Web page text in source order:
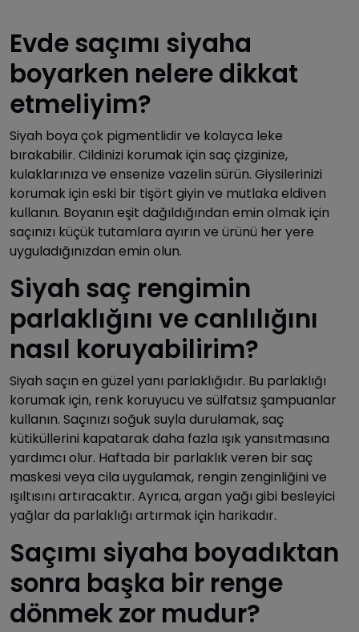
Evde saçımı siyaha
boyarken nelere dikkat
etmeliyim?
Siyah boya çok pigmentlidir ve kolayca leke
bırakabilir. Cildinizi korumak için saç çizginize,
kulaklarınıza ve ensenize vazelin sürün. Giysilerinizi
korumak için eski bir tişört giyin ve mutlaka eldiven
kullanın. Boyanın eşit dağıldığından emin olmak için
saçınızı küçük tutamlara ayırın ve ürünü her yere
uyguladığınızdan emin olun.
Siyah saç rengimin
parlaklığını ve canlılığını
nasıl koruyabilirim?
Siyah saçın en güzel yanı parlaklığıdır. Bu parlaklığı
korumak için, renk koruyucu ve sülfatsız şampuanlar
kullanın. Saçınızı soğuk suyla durulamak, saç
kütiküllerini kapatarak daha fazla ışık yansıtmasına
yardımcı olur. Haftada bir parlaklık veren bir saç
maskesi veya cila uygulamak, rengin zenginliğini ve
ışıltısını artıracaktır. Ayrıca, argan yağı gibi besleyici
yağlar da parlaklığı artırmak için harikadır.
Saçımı siyaha boyadıktan
sonra başka bir renge
dönmek zor mudur?